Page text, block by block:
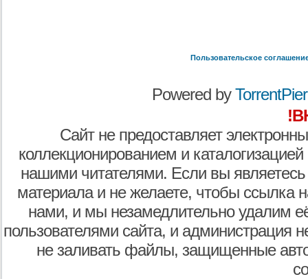
Пользовательское
Powered by
Сайт не предоставляет
коллекционированием и
нашими читателями. Если вы являетесь
материала и не желаете, чтобы ссылка
нами, и мы незамедлительно удалим
пользователями сайта, и администрация
не заливать файлы, защищенные